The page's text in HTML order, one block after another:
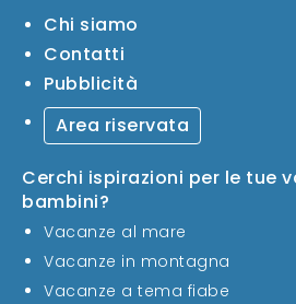
Chi siamo
Contatti
Pubblicità
Area riservata
Cerchi ispirazioni per le tue
bambini?
Vacanze al mare
Vacanze in montagna
Vacanze a tema fiabe